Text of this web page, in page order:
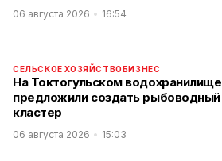
06 августа 2026 16:54
СЕЛЬСКОЕ ХОЗЯЙСТВОБИЗНЕС
На Токтогульском водохранилище
предложили создать рыбоводный
кластер
06 августа 2026 15:03